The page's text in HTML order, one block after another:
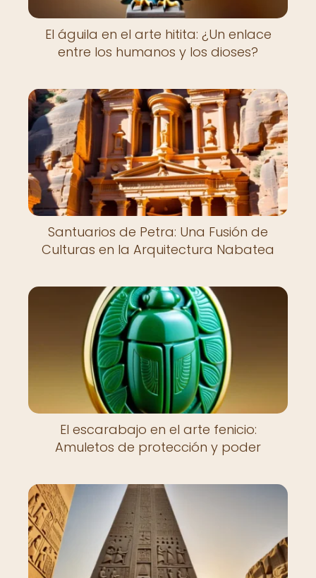
El águila en el arte hitita: ¿Un enlace
entre los humanos y los dioses?
Santuarios de Petra: Una Fusión de
Culturas en la Arquitectura Nabatea
El escarabajo en el arte fenicio:
Amuletos de protección y poder